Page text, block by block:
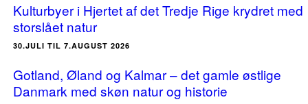
Kulturbyer i Hjertet af det Tredje Rige krydret med
storslået natur
30.JULI TIL 7.AUGUST 2026
Gotland, Øland og Kalmar – det gamle østlige
Danmark med skøn natur og historie